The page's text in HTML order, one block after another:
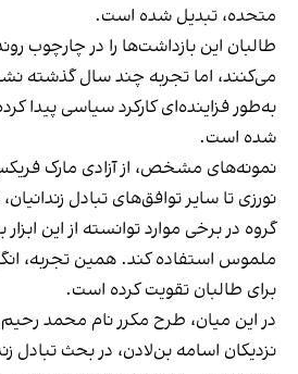
متحده، تبدیل شده است.
طالبان این بازداشت‌ها را در چارچوب
می‌کنند، اما تجربه چند سال گذشته
به‌طور فزاینده‌ای کارکرد سیاسی پیدا
شده است.
نمونه‌های مشخص، از آزادی مارک
نورزی تا سایر توافق‌های تبادل
گروه در برخی موارد توانسته از این
ملموس استفاده کند. همین تجربه،
برای طالبان تقویت کرده است.
در این میان، طرح مکرر نام محمد
نزدیکان اسامه بن‌لادن، در بحث تبادل